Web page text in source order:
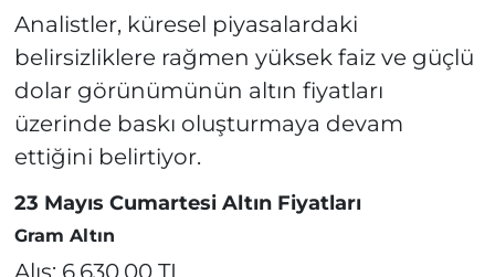
Analistler, küresel piyasalardaki
belirsizliklere rağmen yüksek faiz ve güçlü
dolar görünümünün altın fiyatları
üzerinde baskı oluşturmaya devam
ettiğini belirtiyor.
23 Mayıs Cumartesi Altın Fiyatları
Gram Altın